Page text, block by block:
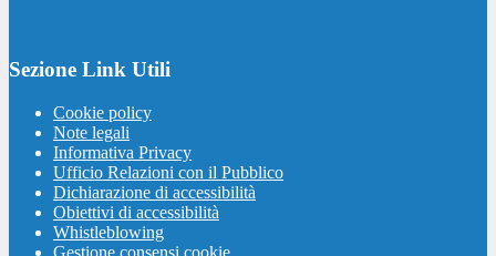
Sezione Link Utili
Cookie policy
Note legali
Informativa Privacy
Ufficio Relazioni con il Pubblico
Dichiarazione di accessibilità
Obiettivi di accessibilità
Whistleblowing
Gestione consensi cookie